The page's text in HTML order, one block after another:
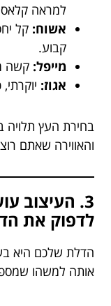
למראה
אשוח: קל
קבוע.
מייפל: קשה
אגוז:
בחירת העץ תלויה
והאווירה שאתם
3. העיצוב
לדפוק את
הדלת שלכם היא
אותה למשהו